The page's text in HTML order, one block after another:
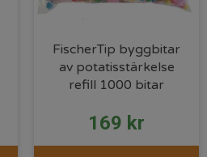
FischerTip byggbitar
av potatisstärkelse
refill 1000 bitar
169 kr